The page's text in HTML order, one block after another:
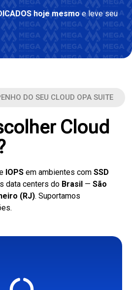
hoje mesmoe leve seu
DO SEU CLOUD OPA SUITE
Cloud
IOPS em ambientes com SSD
data centers do Brasil — São
(RJ). Suportamos